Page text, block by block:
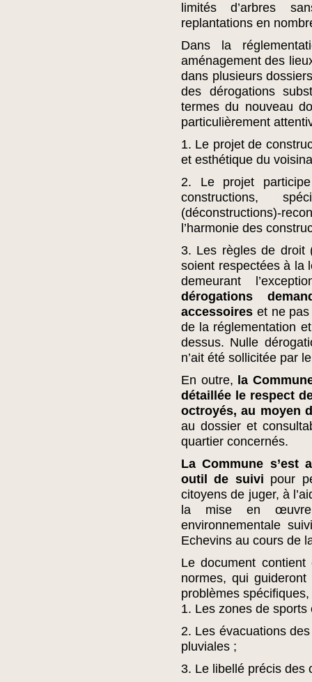
limités d’arbres
replantations en
Dans la
aménagement des
dans plusieurs
des dérogations
termes du nouveau
particulièrement
1. Le projet de
et esthétique du
2. Le projet
constructions,
(déconstructions)-
l’harmonie des
3. Les règles de droit
soient respectées à la
demeurant
dérogations
accessoires et ne
de la réglementation
dessus. Nulle
n’ait été sollicitée par
En outre, la
détaillée le respect
octroyés, au moyen
au dossier et
quartier concernés.
La Commune s’est
outil de suivi pour
citoyens de juger, à
la mise en
environnementale
Echevins au cours de
Le document contient
normes, qui
problèmes
1. Les zones de
2. Les évacuations
pluviales ;
3. Le libellé précis des